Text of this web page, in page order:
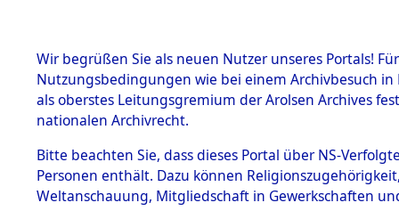
BESTÄNDE
1.
Inhaftierungsdoku
mente
1.2.9 Beim ITS
0003
Wir begrüßen Sie als neuen Nutzer unseres Portals!
Nutzungsbedingungen wie bei einem Archivbesuch
als oberstes Leitungsgremium der Arolsen Archives
nationalen Archivrecht.
Bitte beachten Sie, dass dieses Portal über NS-
Personen enthält. Dazu können
Weltanschauung, Mitgliedschaft in Gewerkschaften